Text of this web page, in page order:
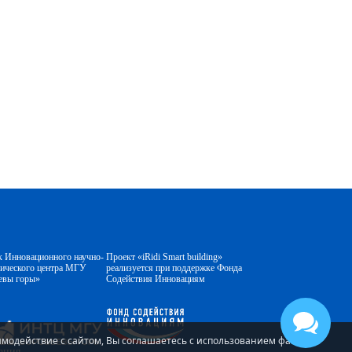
Инновационного научно-
центра МГУ
горы»
Проект «iRidi Smart building»
реализуется при поддержке Фонда
Содействия Инновациям
с сайтом, Вы соглашаетесь с использованием файлов